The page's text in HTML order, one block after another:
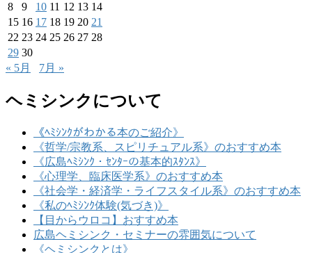
8
9 10 11 12 13 14
15 16 17 18 19 20 21
22 23 24 25 26 27 28
29 30
« 5月
7月 »
ヘミシンクについて
《ﾍﾐｼﾝｸがわかる本のご紹介》
《哲学/宗教系、スピリチュアル系》のおすすめ本
《広島ﾍﾐｼﾝｸ・ｾﾝﾀｰの基本的ｽﾀﾝｽ》
《心理学、臨床医学系》のおすすめ本
《社会学・経済学・ライフスタイル系》のおすすめ本
《私のﾍﾐｼﾝｸ体験(気づき)》
【目からウロコ】おすすめ本
広島ヘミシンク・セミナーの雰囲気について
《ヘミシンクとは》